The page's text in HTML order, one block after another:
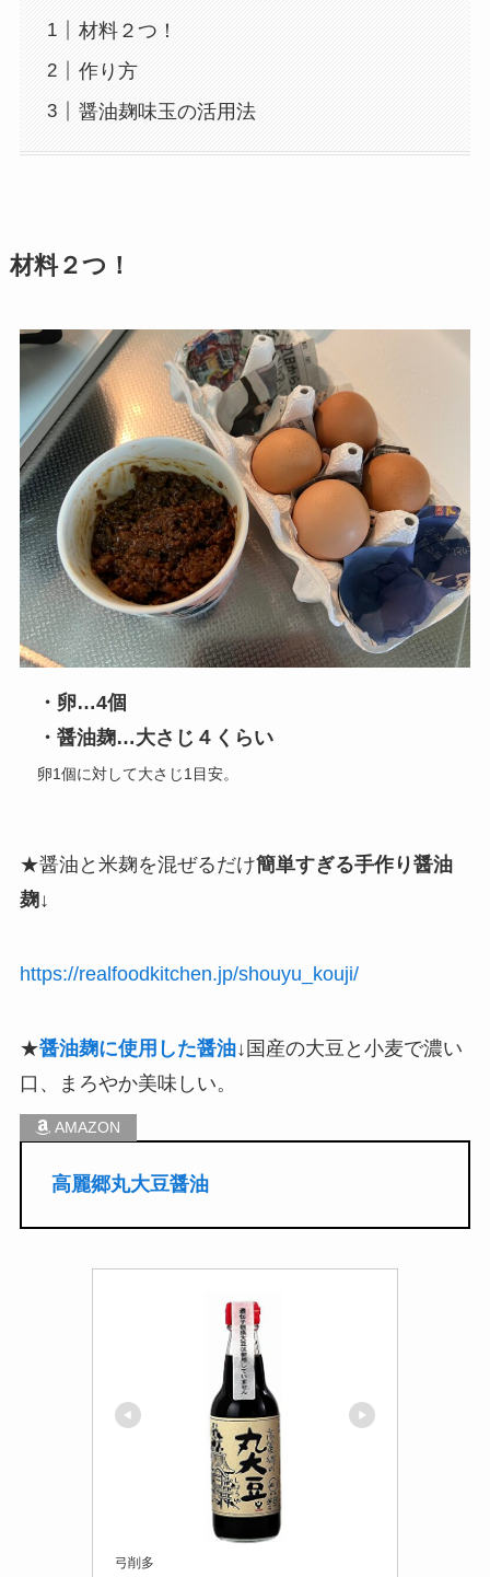
材料２つ！
作り方
醤油麹味玉の活用法
材料２つ！
・卵…4個
・醤油麹…大さじ４くらい
卵1個に対して大さじ1目安。
★醤油と米麹を混ぜるだけ簡単すぎる手作り醤油
麹 ↓
https://realfoodkitchen.jp/shouyu_kouji/
★醤油麹に使用した醤油↓国産の大豆と小麦で濃い
口、まろやか美味しい。
高麗郷丸大豆醤油
弓削多